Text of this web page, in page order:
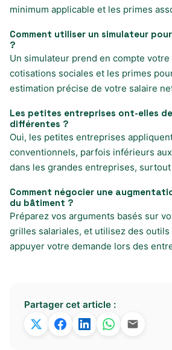
minimum applicable et les primes
Comment utiliser un simulateur
?
Un simulateur prend en compte
cotisations sociales et les primes
estimation précise de votre salaire
Les petites entreprises ont-elles
différentes ?
Oui, les petites entreprises
conventionnels, parfois inférieurs
dans les grandes entreprises,
Comment négocier une
du bâtiment ?
Préparez vos arguments basés sur
grilles salariales, et utilisez des
appuyer votre demande lors des
Partager cet article :